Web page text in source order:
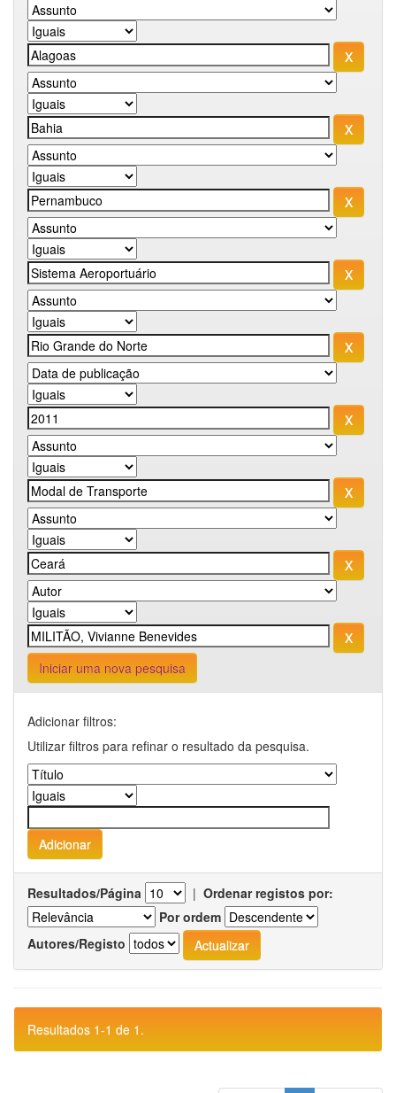
Iniciar uma nova pesquisa
Adicionar filtros:
Utilizar filtros para refinar o resultado da pesquisa.
Resultados/Página | Ordenar registos por:
Por ordem
Autores/Registo
Resultados 1-1 de 1.